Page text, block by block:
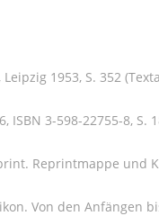
1953, S. 352
3-598-22755-8, S.
Reprintmappe und
Von den Anfängen